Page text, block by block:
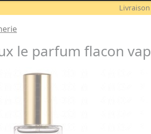
Livraison
le parfum flacon